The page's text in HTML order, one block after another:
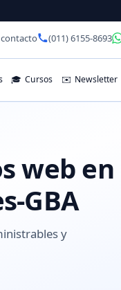
(011) 6155-8693
🎓 Cursos ✉️ Newsletter
web en
GBA
y